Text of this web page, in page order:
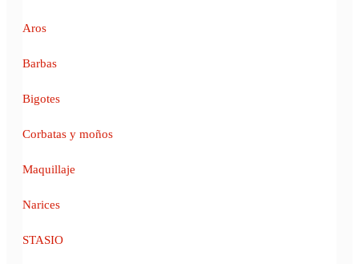
Aros
Barbas
Bigotes
Corbatas y moños
Maquillaje
Narices
STASIO